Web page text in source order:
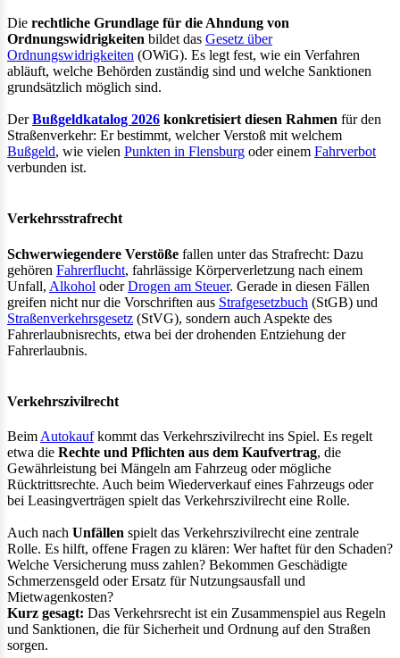
Die rechtliche Grundlage für die Ahndung von
Ordnungswidrigkeiten bildet das Gesetz über
Ordnungswidrigkeiten (OWiG). Es legt fest, wie ein Verfahren
abläuft, welche Behörden zuständig sind und welche Sanktionen
grundsätzlich möglich sind.
DerBußgeldkatalog 2026 konkretisiert diesen Rahmen für den
Straßenverkehr: Er bestimmt, welcher Verstoß mit welchem
Bußgeld, wie vielen Punkten in Flensburg oder einem Fahrverbot
verbunden ist.
Verkehrsstrafrecht
Schwerwiegendere Verstöße fallen unter das Strafrecht: Dazu
gehören Fahrerflucht, fahrlässige Körperverletzung nach einem
Unfall, Alkohol oderDrogen am Steuer. Gerade in diesen Fällen
greifen nicht nur die Vorschriften aus Strafgesetzbuch (StGB) und
Straßenverkehrsgesetz (StVG), sondern auch Aspekte des
Fahrerlaubnisrechts, etwa bei der drohenden Entziehung der
Fahrerlaubnis.
Verkehrszivilrecht
Beim Autokaufkommt das Verkehrszivilrecht ins Spiel. Es regelt
etwa die Rechte und Pflichten aus dem Kaufvertrag, die
Gewährleistung bei Mängeln am Fahrzeug oder mögliche
Rücktrittsrechte. Auch beim Wiederverkauf eines Fahrzeugs oder
bei Leasingverträgen spielt das Verkehrszivilrecht eine Rolle.
Auch nach Unfällen spielt das Verkehrszivilrecht eine zentrale
Rolle. Es hilft, offene Fragen zu klären: Wer haftet für den Schaden?
Welche Versicherung muss zahlen? Bekommen Geschädigte
Schmerzensgeld oder Ersatz für Nutzungsausfall und
Mietwagenkosten?
Kurz gesagt: Das Verkehrsrecht ist ein Zusammenspiel aus Regeln
und Sanktionen, die für Sicherheit und Ordnung auf den Straßen
sorgen.